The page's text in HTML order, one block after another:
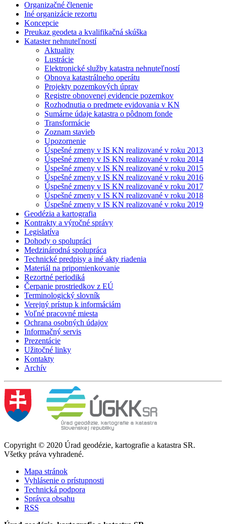
Organizačné členenie
Iné organizácie rezortu
Koncepcie
Preukaz geodeta a kvalifikačná skúška
Kataster nehnuteľností
Aktuality
Lustrácie
Elektronické služby katastra nehnuteľností
Obnova katastrálneho operátu
Projekty pozemkových úprav
Registre obnovenej evidencie pozemkov
Rozhodnutia o predmete evidovania v KN
Sumárne údaje katastra o pôdnom fonde
Transformácie
Zoznam stavieb
Upozornenie
Úspešné zmeny v IS KN realizované v roku 2013
Úspešné zmeny v IS KN realizované v roku 2014
Úspešné zmeny v IS KN realizované v roku 2015
Úspešné zmeny v IS KN realizované v roku 2016
Úspešné zmeny v IS KN realizované v roku 2017
Úspešné zmeny v IS KN realizované v roku 2018
Úspešné zmeny v IS KN realizované v roku 2019
Geodézia a kartografia
Kontrakty a výročné správy
Legislatíva
Dohody o spolupráci
Medzinárodná spolupráca
Technické predpisy a iné akty riadenia
Materiál na pripomienkovanie
Rezortné periodiká
Čerpanie prostriedkov z EÚ
Terminologický slovník
Verejný prístup k informáciám
Voľné pracovné miesta
Ochrana osobných údajov
Informačný servis
Prezentácie
Užitočné linky
Kontakty
Archív
Copyright © 2020 Úrad geodézie, kartografie a katastra SR.
Všetky práva vyhradené.
Mapa stránok
Vyhlásenie o prístupnosti
Technická podpora
Správca obsahu
RSS